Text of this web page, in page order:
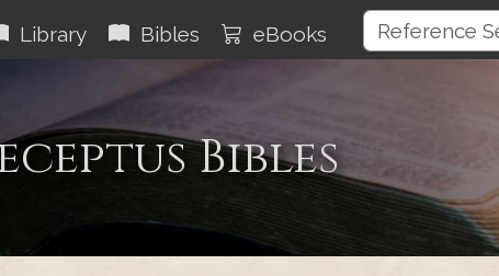
Library Bibles eBooks
Bibles